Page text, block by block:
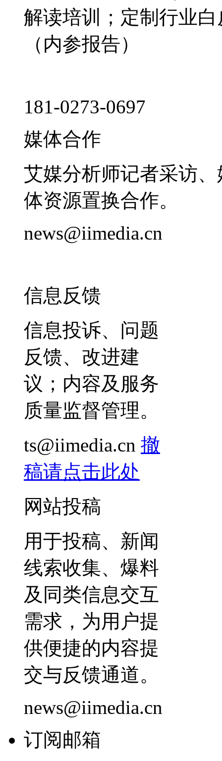
解读培训；定制行业
（内参报告）
181-0273-0697
媒体合作
艾媒分析师记者采访
体资源置换合作。
news@iimedia.cn
信息反馈
信息投诉、问题
反馈、改进建
议；内容及服务
质量监督管理。
ts@iimedia.cn 撤
稿请点击此处
网站投稿
用于投稿、新闻
线索收集、爆料
及同类信息交互
需求，为用户提
供便捷的内容提
交与反馈通道。
news@iimedia.cn
订阅邮箱